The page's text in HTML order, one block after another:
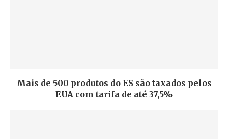
Mais de 500 produtos do ES são taxados pelos
EUA com tarifa de até 37,5%